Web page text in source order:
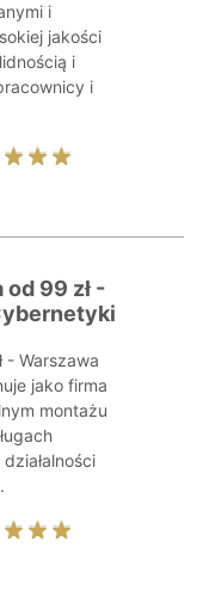
i
jakości
i
i
99 zł -
- Warszawa
jako firma
montażu